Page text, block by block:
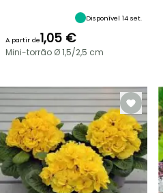
Disponível 14 set.
A partir de1,05 €
Mini-torrão Ø 1,5/2,5 cm